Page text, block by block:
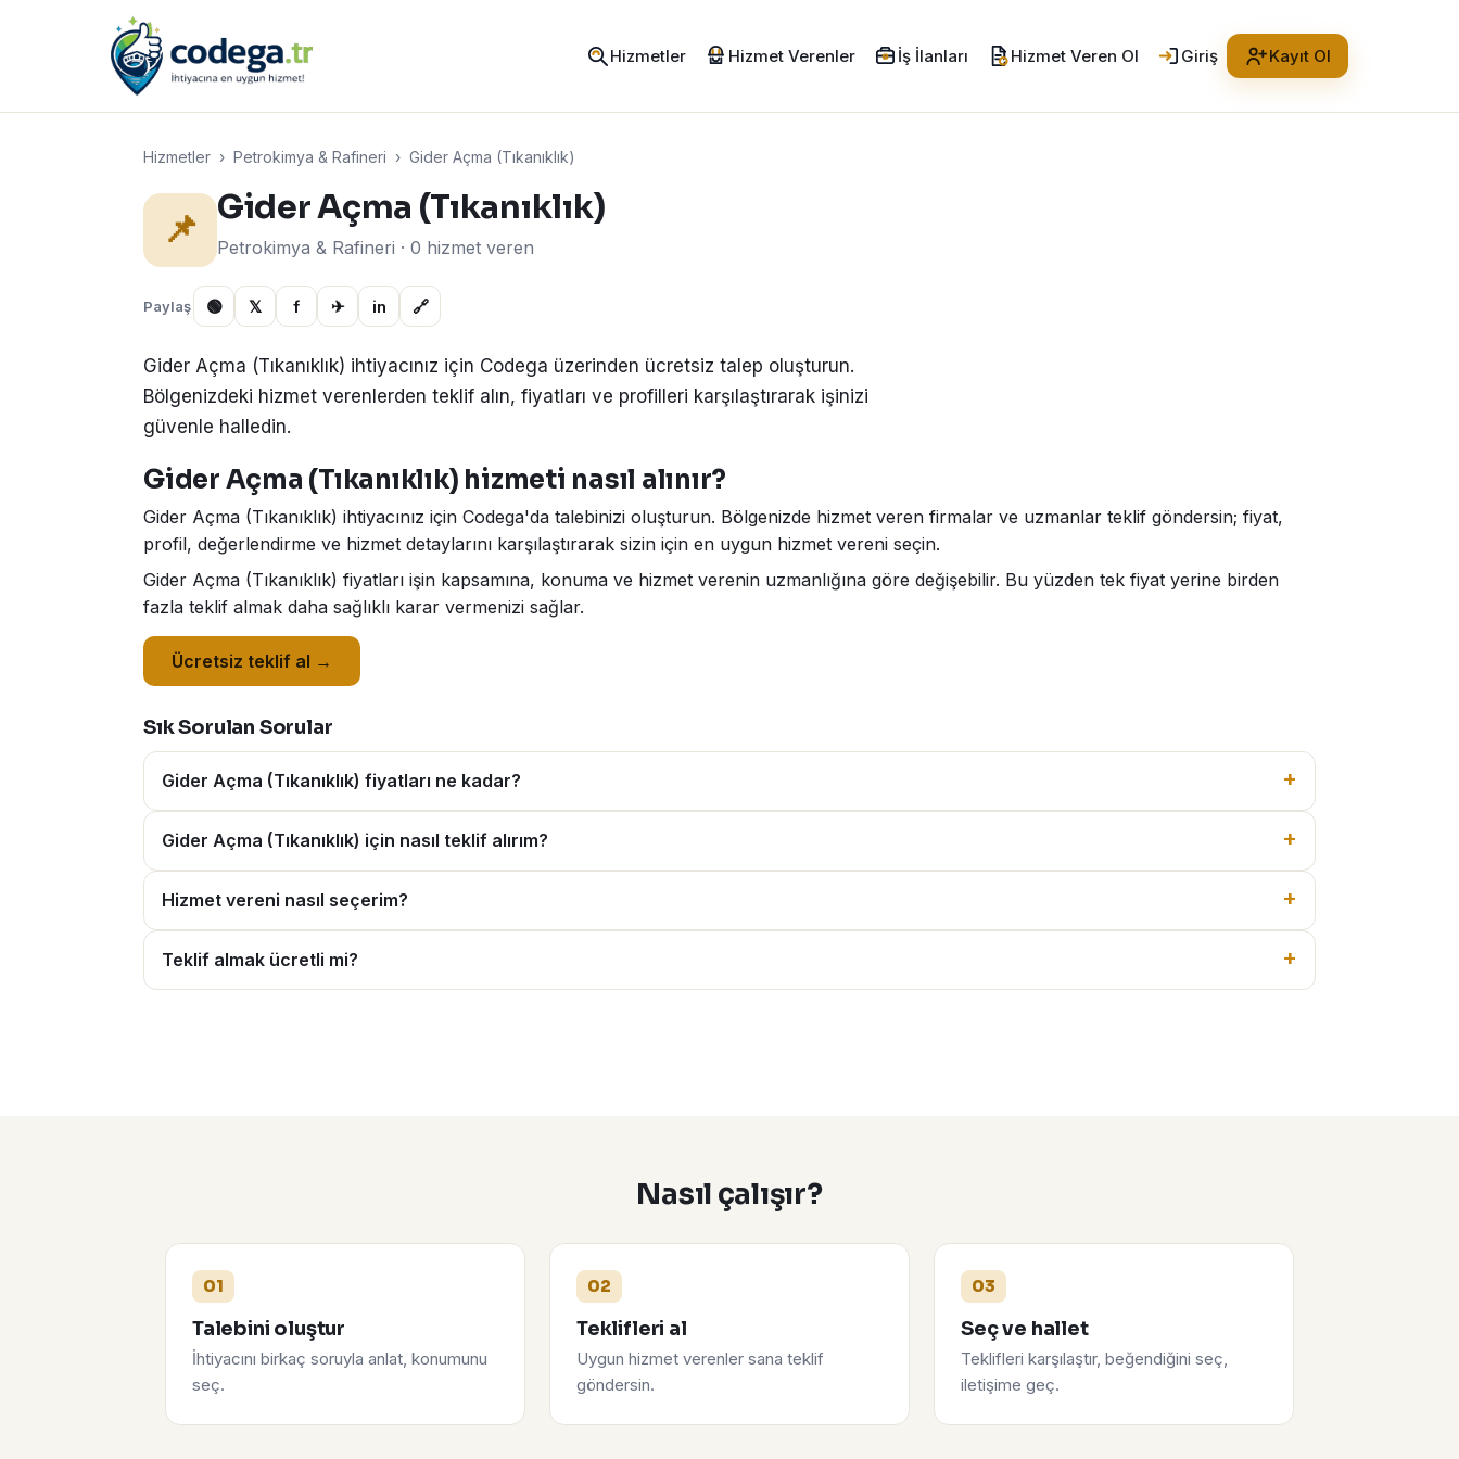
Hizmetler Hizmet Verenler İş İlanları Hizmet Veren Ol Giriş Kayıt Ol
Hizmetler › Petrokimya & Rafineri › Gider Açma (Tıkanıklık)
📌 Gider Açma (Tıkanıklık)
Petrokimya & Rafineri · 0 hizmet veren
Paylaş 🟢 𝕏 f ✈ in 🔗
Gider Açma (Tıkanıklık) ihtiyacınız için Codega üzerinden ücretsiz talep oluşturun.
Bölgenizdeki hizmet verenlerden teklif alın, fiyatları ve profilleri karşılaştırarak işinizi
güvenle halledin.
Gider Açma (Tıkanıklık) hizmeti nasıl alınır?
Gider Açma (Tıkanıklık) ihtiyacınız için Codega'da talebinizi oluşturun. Bölgenizde hizmet veren firmalar ve uzmanlar teklif göndersin; fiyat,
profil, değerlendirme ve hizmet detaylarını karşılaştırarak sizin için en uygun hizmet vereni seçin.
Gider Açma (Tıkanıklık) fiyatları işin kapsamına, konuma ve hizmet verenin uzmanlığına göre değişebilir. Bu yüzden tek fiyat yerine birden
fazla teklif almak daha sağlıklı karar vermenizi sağlar.
Ücretsiz teklif al →
Sık Sorulan Sorular
Gider Açma (Tıkanıklık) fiyatları ne kadar?
Gider Açma (Tıkanıklık) için nasıl teklif alırım?
Hizmet vereni nasıl seçerim?
Teklif almak ücretli mi?
Nasıl çalışır?
01
Talebini oluştur
İhtiyacını birkaç soruyla anlat, konumunu
seç.
02
Teklifleri al
Uygun hizmet verenler sana teklif
göndersin.
03
Seç ve hallet
Teklifleri karşılaştır, beğendiğini seç,
iletişime geç.